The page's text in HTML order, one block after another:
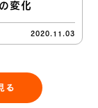
変化
2020.11.03
る